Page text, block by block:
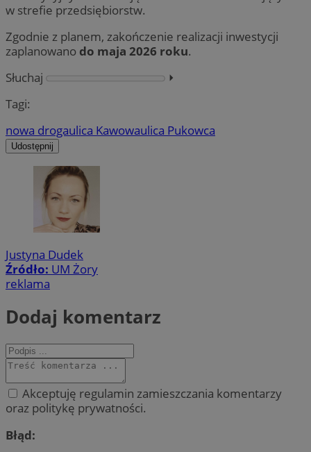
w strefie przedsiębiorstw.
Zgodnie z planem, zakończenie realizacji inwestycji
zaplanowano do maja 2026 roku.
Słuchaj
⏵︎
Tagi:
nowa drogaulica Kawowaulica Pukowca
Udostępnij
Justyna Dudek
Źródło: UM Żory
reklama
Dodaj komentarz
Akceptuję regulamin zamieszczania komentarzy
oraz politykę prywatności.
Błąd: